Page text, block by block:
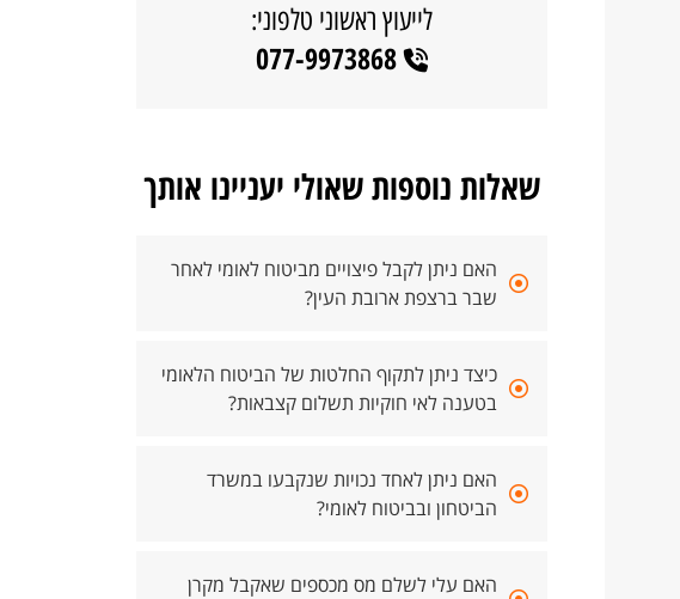
לייעוץ ראשוני טלפוני:
077-9973868
שאלות נוספות שאולי יעניינו אותך
האם ניתן לקבל פיצויים מביטוח לאומי לאחר
שבר ברצפת ארובת העין?
כיצד ניתן לתקוף החלטות של הביטוח הלאומי
בטענה לאי חוקיות תשלום קצבאות?
האם ניתן לאחד נכויות שנקבעו במשרד
הביטחון ובביטוח לאומי?
האם עלי לשלם מס מכספים שאקבל מקרן